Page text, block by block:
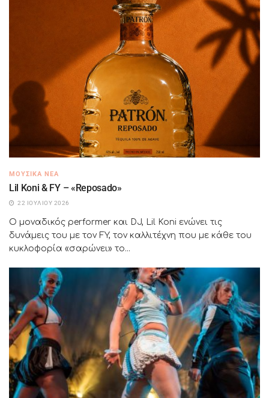
ΜΟΥΣΙΚΆ ΝΈΑ
Lil Koni & FY – «Reposado»
22 ΙΟΥΛΊΟΥ 2026
Ο μοναδικός performer και DJ, Lil Koni ενώνει τις
δυνάμεις του με τον FY, τον καλλιτέχνη που με κάθε του
κυκλοφορία «σαρώνει» το...